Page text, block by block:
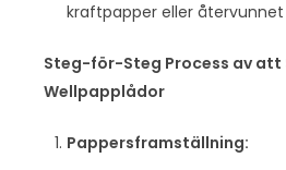
kraftpapper eller återvunnet
Steg-för-Steg Process av att
Wellpapplådor
Pappersframställning: